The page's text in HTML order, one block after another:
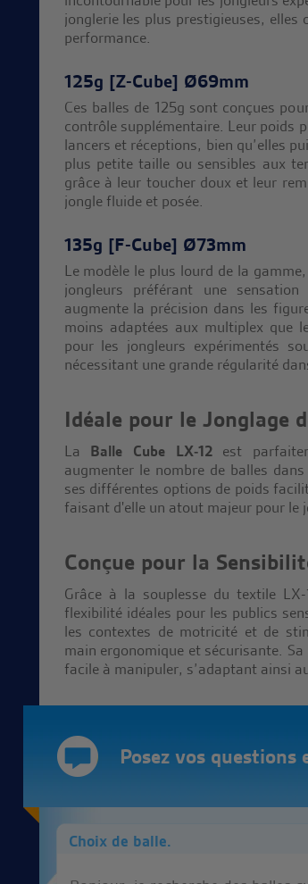
jonglerie les plus prestigieuses,
performance.
125g [Z-Cube] Ø69mm
Ces balles de 125g sont conçues
contrôle supplémentaire. Leur poids
lancers et réceptions, bien qu’elles
plus petite taille ou sensibles aux
grâce à leur toucher doux et leur
jongle fluide et posée.
135g [F-Cube] Ø73mm
Le modèle le plus lourd de la
jongleurs préférant une
augmente la précision dans les
moins adaptées aux multiplex que
pour les jongleurs expérimentés
nécessitant une grande régularité
Idéale pour le Jonglage
La Balle Cube LX-12 est
augmenter le nombre de balles
ses différentes options de poids
faisant d'elle un atout majeur pour le
Conçue pour la
Grâce à la souplesse du textile
flexibilité idéales pour les publics
les contextes de motricité et de
main ergonomique et sécurisante.
facile à manipuler, s’adaptant ainsi
Posez vos
Choix de balle.